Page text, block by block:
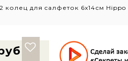
колец для cалфеток 6х14см